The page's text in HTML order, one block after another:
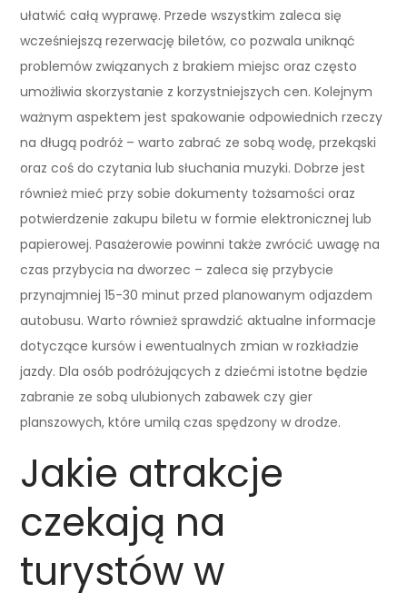
ułatwić całą wyprawę. Przede wszystkim zaleca się
wcześniejszą rezerwację biletów, co pozwala uniknąć
problemów związanych z brakiem miejsc oraz często
umożliwia skorzystanie z korzystniejszych cen. Kolejnym
ważnym aspektem jest spakowanie odpowiednich rzeczy
na długą podróż – warto zabrać ze sobą wodę, przekąski
oraz coś do czytania lub słuchania muzyki. Dobrze jest
również mieć przy sobie dokumenty tożsamości oraz
potwierdzenie zakupu biletu w formie elektronicznej lub
papierowej. Pasażerowie powinni także zwrócić uwagę na
czas przybycia na dworzec – zaleca się przybycie
przynajmniej 15-30 minut przed planowanym odjazdem
autobusu. Warto również sprawdzić aktualne informacje
dotyczące kursów i ewentualnych zmian w rozkładzie
jazdy. Dla osób podróżujących z dziećmi istotne będzie
zabranie ze sobą ulubionych zabawek czy gier
planszowych, które umilą czas spędzony w drodze.
Jakie atrakcje
czekają na
turystów w